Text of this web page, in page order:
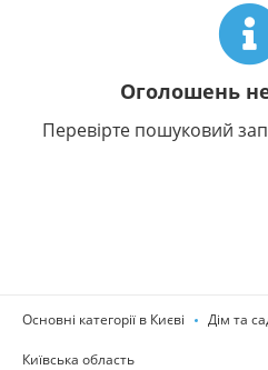
Оголошень
Перевірте пошуковий
Основні категорії в Києві Дім та
Київська область